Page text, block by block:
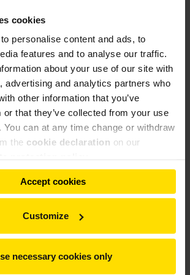
cookies
personalise content and ads, to
features and to analyse our traffic.
about your use of our site with
advertising and analytics partners who
other information that you’ve
or that they’ve collected from your use
can at any time change or withdraw
the cookie declaration on our
Accept cookies
Customize
necessary cookies only
por la innovación, ya que con un
disponible en el mercado para moler
molerá 365 t/h OPC a una finura de
Blaine y dispone de la doble redundancia
vertical de rodillos MVR y MultiDrive®
técnica posible.
por cuatro unidades de
y está equipada con una potencia
en 2018.